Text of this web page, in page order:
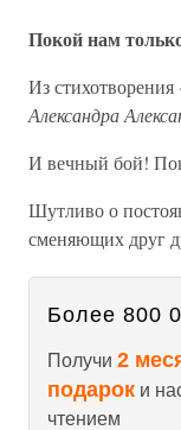
Покой нам
Из
Александра
И вечный бой!
Шутливо о
сменяющих друг
Более 800
Получи 2
подарок и
чтением